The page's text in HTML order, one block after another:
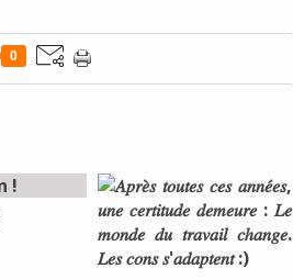
0